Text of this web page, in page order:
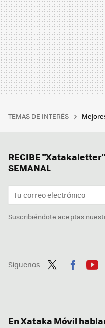
TEMAS DE INTERÉS
RECIBE
SEMANAL
Suscribiéndote aceptas
Síguenos
En Xataka Móvil